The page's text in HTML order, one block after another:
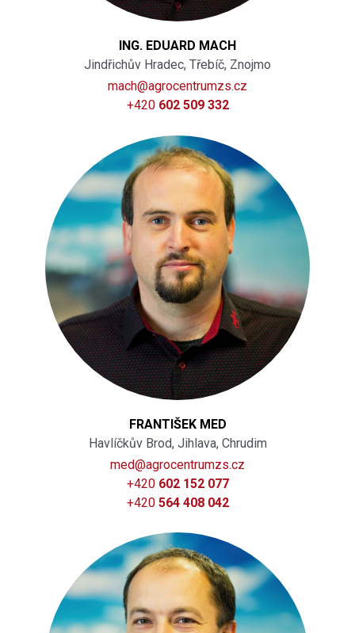
ING. EDUARD MACH
Jindřichův Hradec, Třebíč, Znojmo
mach@agrocentrumzs.cz
+420 602 509 332
FRANTIŠEK MED
Havlíčkův Brod, Jihlava, Chrudim
med@agrocentrumzs.cz
+420 602 152 077
+420 564 408 042